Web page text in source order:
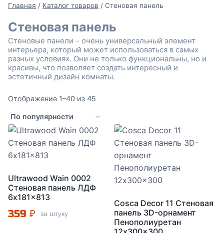
Главная / Каталог товаров / Стеновая панель
Стеновая панель
Стеновые панели – очень универсальный элемент
интерьера, который может использоваться в самых
разных условиях. Они не только функциональны, но и
красивы, что позволяет создать интересный и
эстетичный дизайн комнаты.
Отображение 1–40 из 45
популярности
Ultrawood Wain 0002
Стеновая панель ЛДФ
6x181x813
359 ₽ за штуку
Cosca Decor 11 Стеновая
панель 3D-орнамент
Пенополиуретан